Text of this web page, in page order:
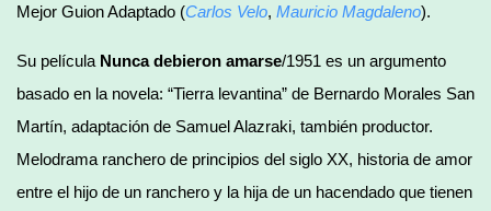
Mejor Guion Adaptado (Carlos Velo, Mauricio Magdaleno).
Su película Nunca debieron amarse/1951 es un argumento
basado en la novela: “Tierra levantina” de Bernardo Morales San
Martín, adaptación de Samuel Alazraki, también productor.
Melodrama ranchero de principios del siglo XX, historia de amor
entre el hijo de un ranchero y la hija de un hacendado que tienen